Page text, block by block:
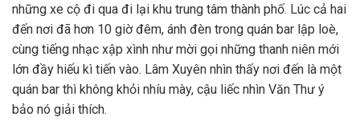
những xe cộ đi qua đi lại khu trung tâm thành phố. Lúc cả hai
đến nơi đã hơn 10 giờ đêm, ánh đèn trong quán bar lập loè,
cùng tiếng nhạc xập xình như mời gọi những thanh niên mới
lớn đầy hiếu kì tiến vào. Lâm Xuyên nhìn thấy nơi đến là một
quán bar thì không khỏi nhíu mày, cậu liếc nhìn Văn Thư ý
bảo nó giải thích.